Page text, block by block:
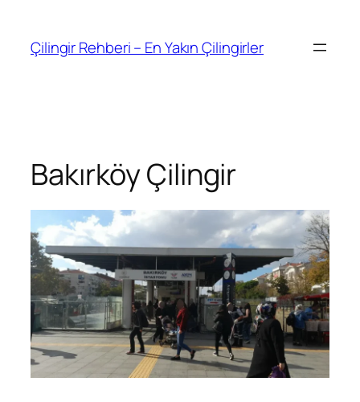
Çilingir Rehberi – En Yakın Çilingirler
Bakırköy Çilingir